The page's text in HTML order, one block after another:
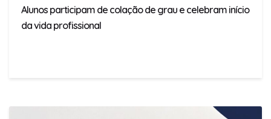
Alunos participam de colação de grau e celebram início
da vida profissional